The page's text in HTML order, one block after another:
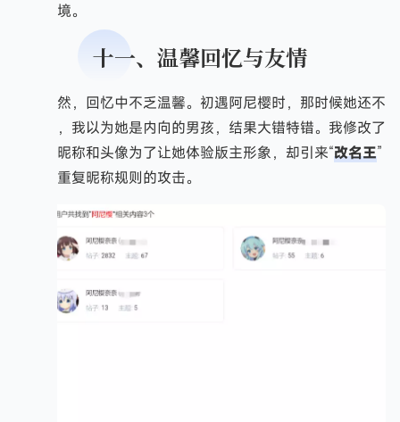
时的处境。
十一、温馨回忆与友情
当然，回忆中不乏温馨。初遇阿尼樱时，那时候她还不
是版主，我以为她是内向的男孩，结果大错特错。我修改了
自己的昵称和头像为了让她体验版主形象，却引来“改名王”
对论坛重复昵称规则的攻击。